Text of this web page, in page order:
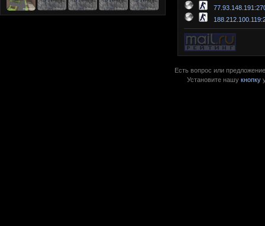
Есть вопрос или
Установите нашу кнопку